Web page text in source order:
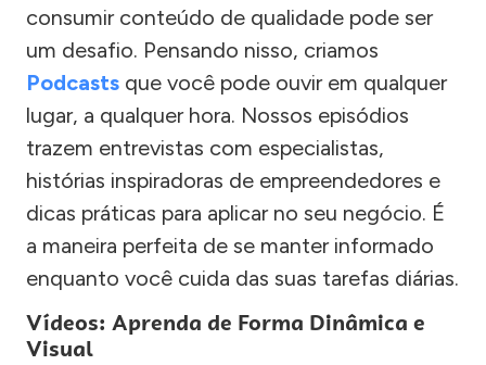
consumir conteúdo de qualidade pode ser
um desafio. Pensando nisso, criamos
Podcasts que você pode ouvir em qualquer
lugar, a qualquer hora. Nossos episódios
trazem entrevistas com especialistas,
histórias inspiradoras de empreendedores e
dicas práticas para aplicar no seu negócio. É
a maneira perfeita de se manter informado
enquanto você cuida das suas tarefas diárias.
Vídeos: Aprenda de Forma Dinâmica e
Visual